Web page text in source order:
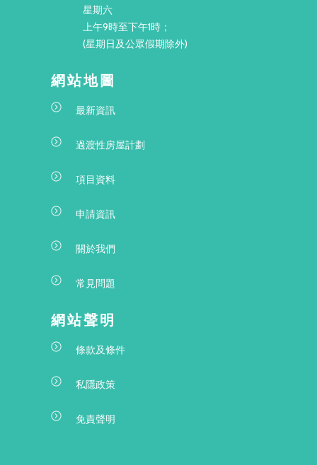
星期六
上午9時至下午1時；
(星期日及公眾假期除外)
網站地圖
最新資訊
過渡性房屋計劃
項目資料
申請資訊
關於我們
常見問題
網站聲明
條款及條件
私隱政策
免責聲明